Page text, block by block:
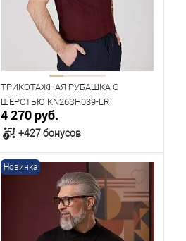
ТРИКОТАЖНАЯ РУБАШКА С
ШЕРСТЬЮ KN26SH039-LR
БОРДОВАЯ
4 270 руб.
+427 бонусов
В корзину
Таблица размеров
Новинка